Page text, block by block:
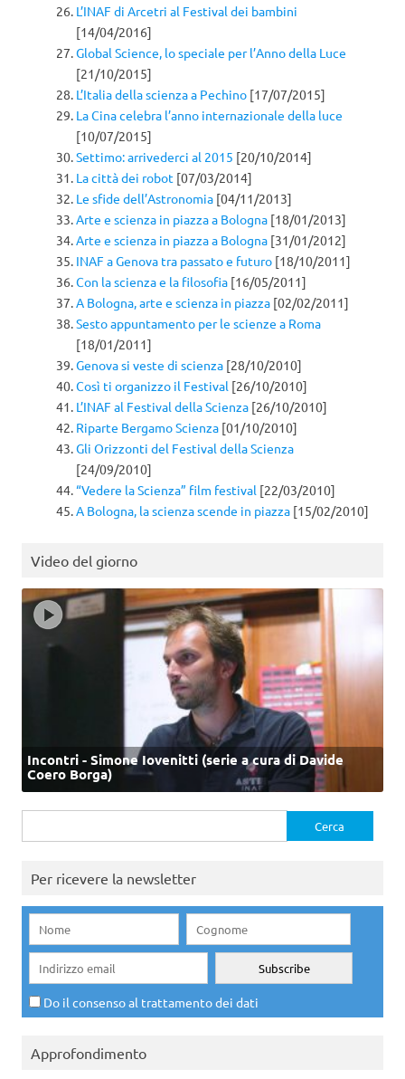
L’INAF di Arcetri al Festival dei bambini
[14/04/2016]
Global Science, lo speciale per l’Anno della Luce
[21/10/2015]
L’Italia della scienza a Pechino [17/07/2015]
La Cina celebra l’anno internazionale della luce
[10/07/2015]
Settimo: arrivederci al 2015 [20/10/2014]
La città dei robot [07/03/2014]
Le sfide dell’Astronomia [04/11/2013]
Arte e scienza in piazza a Bologna [18/01/2013]
Arte e scienza in piazza a Bologna [31/01/2012]
INAF a Genova tra passato e futuro [18/10/2011]
Con la scienza e la filosofia [16/05/2011]
A Bologna, arte e scienza in piazza [02/02/2011]
Sesto appuntamento per le scienze a Roma
[18/01/2011]
Genova si veste di scienza [28/10/2010]
Così ti organizzo il Festival [26/10/2010]
L’INAF al Festival della Scienza [26/10/2010]
Riparte Bergamo Scienza [01/10/2010]
Gli Orizzonti del Festival della Scienza
[24/09/2010]
“Vedere la Scienza” film festival [22/03/2010]
A Bologna, la scienza scende in piazza [15/02/2010]
Video del giorno
Incontri - Simone Iovenitti (serie a cura di Davide
Coero Borga)
per:
Per ricevere la newsletter
Do il consenso al trattamento dei dati
Approfondimento